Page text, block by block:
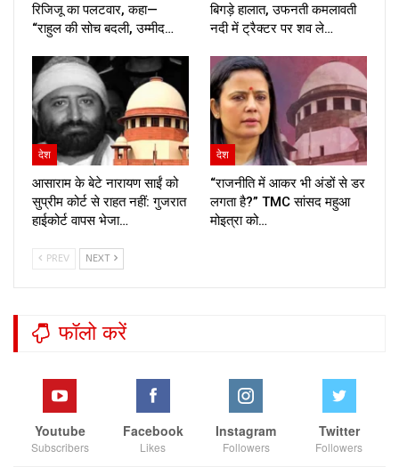
रिजिजू का पलटवार, कहा—
“राहुल की सोच बदली, उम्मीद…
बिगड़े हालात, उफनती कमलावती
नदी में ट्रैक्टर पर शव ले…
देश
आसाराम के बेटे नारायण साईं को
सुप्रीम कोर्ट से राहत नहीं: गुजरात
हाईकोर्ट वापस भेजा…
देश
“राजनीति में आकर भी अंडों से डर
लगता है?” TMC सांसद महुआ
मोइत्रा को…
PREV NEXT
फॉलो करें
Youtube
Subscribers
Facebook
Likes
Instagram
Followers
Twitter
Followers